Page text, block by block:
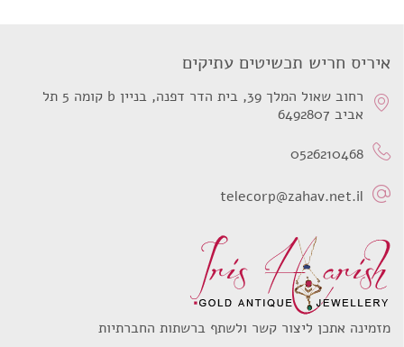
איריס חריש תכשיטים עתיקים
רחוב שאול המלך 39, בית הדר דפנה, בניין b קומה 5 תל
אביב 6492807
0526210468
telecorp@zahav.net.il
מזמינה אתכן ליצור קשר ולשתף ברשתות החברתיות